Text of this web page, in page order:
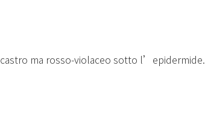
ma rosso-violaceo sotto l’epidermide.